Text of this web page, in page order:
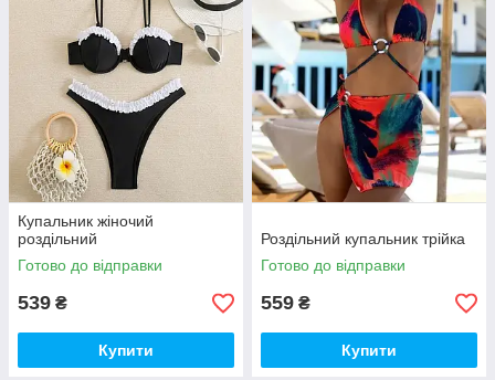
Купальник жіночий
роздільний
Готово до відправки
539 ₴
Купити
Роздільний купальник трійка
Готово до відправки
559 ₴
Купити